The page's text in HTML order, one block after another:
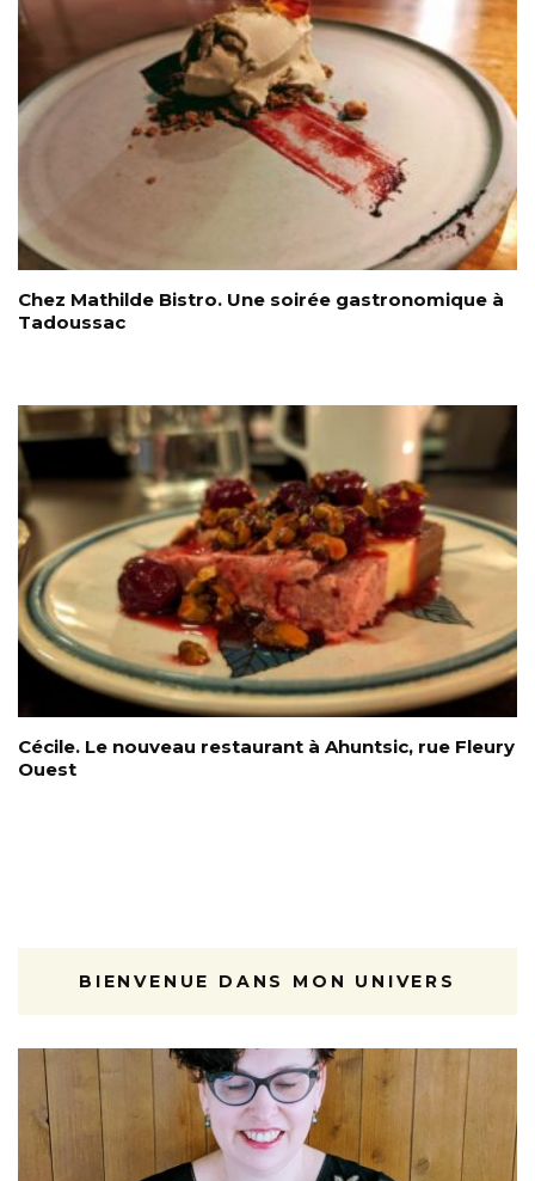
Chez Mathilde Bistro. Une soirée gastronomique à
Tadoussac
Cécile. Le nouveau restaurant à Ahuntsic, rue Fleury
Ouest
BIENVENUE DANS MON UNIVERS